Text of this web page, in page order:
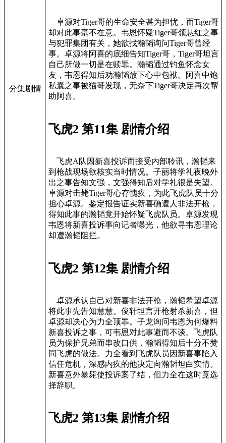
分集剧情
卓源对Tiger哥的生命安全甚为担忧，而Tiger哥
却对此事毫不在意。韦恩怀疑Tiger哥领悬红之事
与犯罪集团有关，她欲找瀚韬询问Tiger哥曾经
事。卓源将阿喜的底细告知Tiger哥，Tiger哥坦言
自己所做一切是在赎罪。瀚韬通过钓鱼怀念女
友，韦恩得知后劝瀚韬放下心中包袱。阿喜中饱
私囊之事被猫哥发现，无奈下Tiger哥决定再次帮
助阿喜。
飞虎2 第11集 剧情介绍
飞虎A队因新喜投诉而接受内部聆讯，瀚韬来
到枪战现场欲核实当时情况。子丽将学礼夜晚外
出之事告知文强，文强得知后对学礼很是失望。
卓源对击毙Tiger哥心存愧疚，为此飞虎队员十分
担心卓源。鉴定报告证实新喜确遭人非法开枪，
得知此事的瀚韬竟开始怀疑飞虎队员。卓源发现
韦恩将新喜投诉事向记者曝光，他欲寻韦恩理论
却遭瀚韬阻拦。
飞虎2 第12集 剧情介绍
卓源承认自己对新喜非法开枪，瀚韬希望卓源
将此事先告知慧慧。俊轩坦言开枪射杀新喜，但
卓源却决心为力全顶罪。子龙询问韦恩为何爆料
新喜投诉之事，可韦恩对此事避而不谈。飞虎队
员为保护兄弟而串改口供，瀚韬得知后十分不赞
同飞虎的做法。力全看到飞虎队员因新喜事陷入
信任危机，深感内疚的他决定向瀚韬坦白实情。
新喜意外暴毙使投诉案了结，但力全在这时竟选
择辞职。
飞虎2 第13集 剧情介绍